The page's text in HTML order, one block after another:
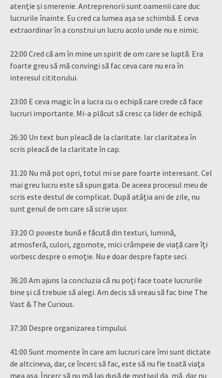
atenție și smerenie. Antreprenorii sunt oamenii care duc
lucrurile înainte. Eu cred ca lumea așa se schimbă. E ceva
extraordinar în a construi un lucru acolo unde nu e nimic.
22:00 Cred că am în mine un spirit de om care se luptă. Era
foarte greu să mă convingi să fac ceva care nu era în
interesul cititorului.
23:00 E ceva magic în a lucra cu o echipă care crede că face
lucruri importante. Mi-a plăcut să cresc ca lider de echipă.
26:30 Un text bun pleacă de la claritate. Iar claritatea în
scris pleacă de la claritate în cap.
31:20 Nu mă pot opri, totul mi se pare foarte interesant. Cel
mai greu lucru este să spun gata. De aceea procesul meu de
scris este destul de complicat. După atâția ani de zile, nu
sunt genul de om care să scrie ușor.
33:20 O poveste bună e făcută din texturi, lumină,
atmosferă, culori, zgomote, mici crâmpeie de viață care îți
vorbesc despre o emoție. Nu e doar despre fapte seci.
36:20 Am ajuns la concluzia că nu poți face toate lucrurile
bine și că trebuie să alegi. Am decis să vreau să fac bine The
Vast & The Curious.
37:30 Despre organizarea timpului.
41:00 Sunt momente în care am lucruri care îmi sunt dictate
de altcineva, dar, ce încerc să fac, este să nu fie toată viața
mea așa. Încerc să nu mă las dusă de motivul da, mă, dar nu